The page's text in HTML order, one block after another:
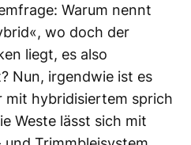
Warum nennt
wo doch der
liegt, es also
Nun, irgendwie ist es
mit hybridisiertem sprich
Weste lässt sich mit